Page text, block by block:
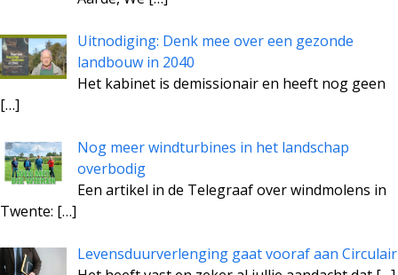
Uitnodiging: Denk mee over een gezonde
landbouw in 2040
Het kabinet is demissionair en heeft nog geen
[…]
Nog meer windturbines in het landschap
overbodig
Een artikel in de Telegraaf over windmolens in
Twente: […]
Levensduurverlenging gaat vooraf aan Circulair